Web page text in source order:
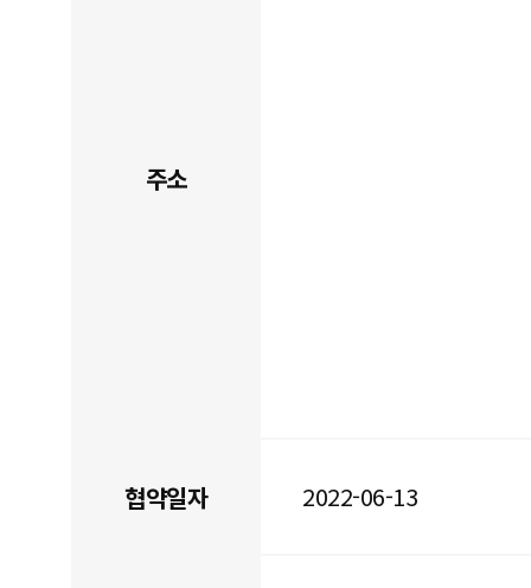
주소
협약일자 2022-06-13